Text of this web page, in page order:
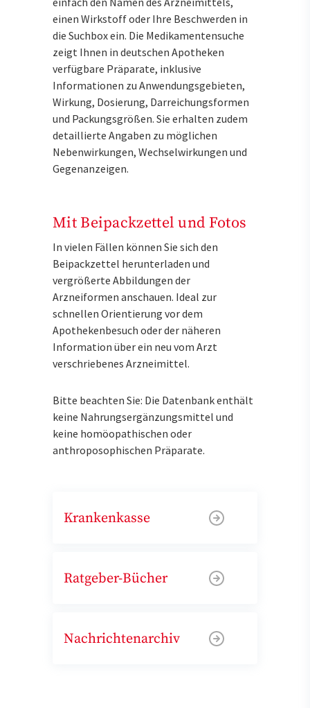
einen Wirkstoff oder Ihre Beschwerden in
die Suchbox ein. Die Medikamentensuche
zeigt Ihnen in deutschen Apotheken
verfügbare Präparate, inklusive
Informationen zu Anwendungsgebieten,
Wirkung, Dosierung, Darreichungsformen
und Packungsgrößen. Sie erhalten zudem
detaillierte Angaben zu möglichen
Nebenwirkungen, Wechselwirkungen und
Gegenanzeigen.
Mit Beipackzettel und Fotos
In vielen Fällen können Sie sich den
Beipackzettel herunterladen und
vergrößerte Abbildungen der
Arzneiformen anschauen. Ideal zur
schnellen Orientierung vor dem
Apothekenbesuch oder der näheren
Information über ein neu vom Arzt
verschriebenes Arzneimittel.
Bitte beachten Sie: Die Datenbank enthält
keine Nahrungsergänzungsmittel und
keine homöopathischen oder
anthroposophischen Präparate.
Krankenkasse
Ratgeber-Bücher
Nachrichtenarchiv